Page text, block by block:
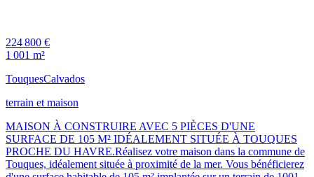
224 800 €
1 001 m²
TouquesCalvados
terrain et maison
MAISON À CONSTRUIRE AVEC 5 PIÈCES D'UNE
SURFACE DE 105 M² IDÉALEMENT SITUÉE À TOUQUES
PROCHE DU HAVRE.Réalisez votre maison dans la commune de
Touques, idéalement située à proximité de la mer. Vous bénéficierez